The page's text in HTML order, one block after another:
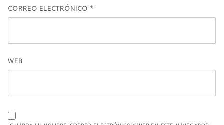
CORREO ELECTRÓNICO *
WEB